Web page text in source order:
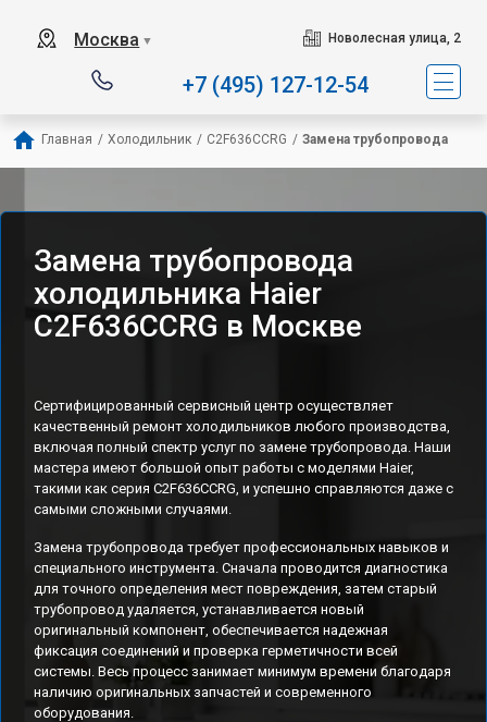
Москва ▼ Новолесная улица, 2
+7 (495) 127-12-54
Главная / Холодильник / C2F636CCRG / Замена трубопровода
Замена трубопровода
холодильника Haier
C2F636CCRG в Москве
Сертифицированный сервисный центр осуществляет
качественный ремонт холодильников любого производства,
включая полный спектр услуг по замене трубопровода. Наши
мастера имеют большой опыт работы с моделями Haier,
такими как серия C2F636CCRG, и успешно справляются даже с
самыми сложными случаями.
Замена трубопровода требует профессиональных навыков и
специального инструмента. Сначала проводится диагностика
для точного определения мест повреждения, затем старый
трубопровод удаляется, устанавливается новый
оригинальный компонент, обеспечивается надежная
фиксация соединений и проверка герметичности всей
системы. Весь процесс занимает минимум времени благодаря
наличию оригинальных запчастей и современного
оборудования.